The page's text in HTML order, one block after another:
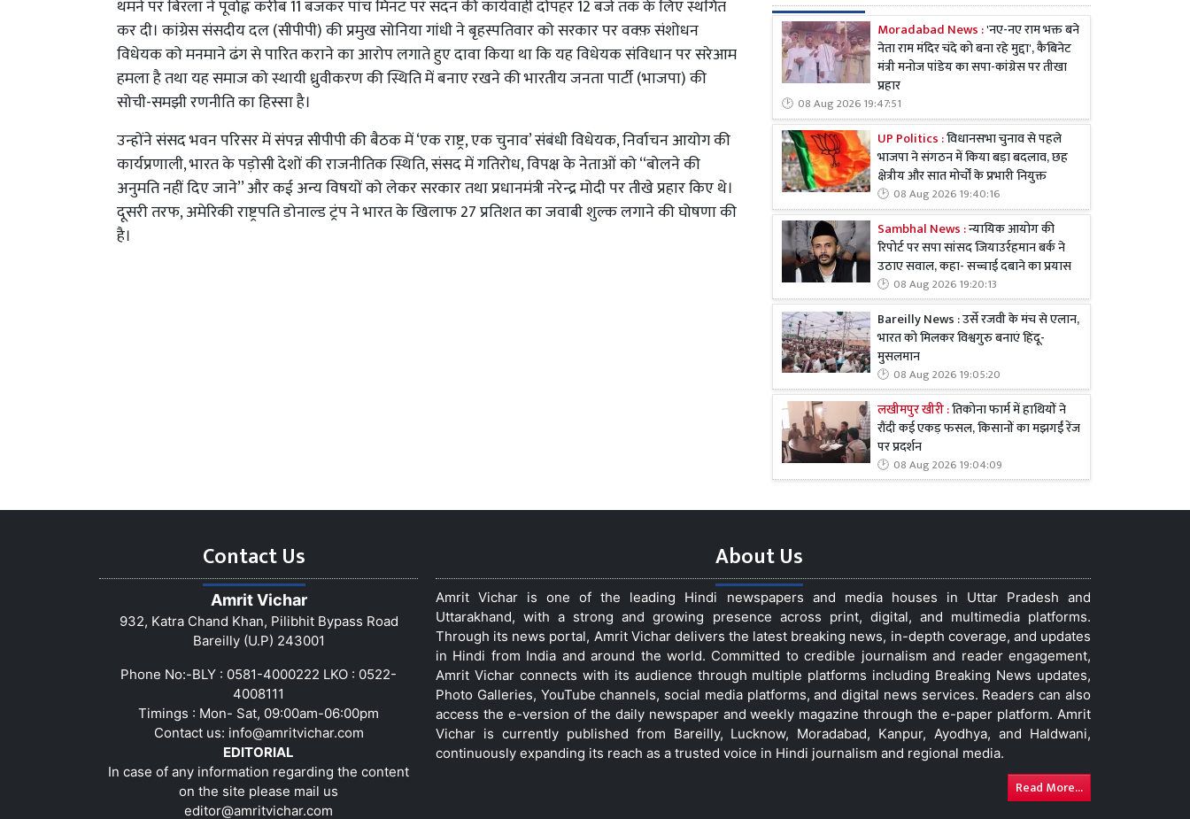
थमने पर बिरला ने पूर्वाह्न करीब 11 बजकर पांच मिनट पर सदन की कार्यवाही दोपहर 12 बजे तक के लिए स्थगित
कर दी। कांग्रेस संसदीय दल (सीपीपी) की प्रमुख सोनिया गांधी ने बृहस्पतिवार को सरकार पर वक्फ़ संशोधन
विधेयक को मनमाने ढंग से पारित कराने का आरोप लगाते हुए दावा किया था कि यह विधेयक संविधान पर सरेआम
हमला है तथा यह समाज को स्थायी ध्रुवीकरण की स्थिति में बनाए रखने की भारतीय जनता पार्टी (भाजपा) की
सोची-समझी रणनीति का हिस्सा है।
उन्होंने संसद भवन परिसर में संपन्न सीपीपी की बैठक में ‘एक राष्ट्र, एक चुनाव’ संबंधी विधेयक, निर्वाचन आयोग की
कार्यप्रणाली, भारत के पड़ोसी देशों की राजनीतिक स्थिति, संसद में गतिरोध, विपक्ष के नेताओं को ‘‘बोलने की
अनुमति नहीं दिए जाने’’ और कई अन्य विषयों को लेकर सरकार तथा प्रधानमंत्री नरेन्द्र मोदी पर तीखे प्रहार किए थे।
दूसरी तरफ, अमेरिकी राष्ट्रपति डोनाल्ड ट्रंप ने भारत के खिलाफ 27 प्रतिशत का जवाबी शुल्क लगाने की घोषणा की
है।
Moradabad News :'नए-नए राम भक्त बने
नेता राम मंदिर चंदे को बना रहे मुद्दा', कैबिनेट
मंत्री मनोज पांडेय का सपा-कांग्रेस पर तीखा
प्रहार
08 Aug 2026 19:47:51
UP Politics :विधानसभा चुनाव से पहले
भाजपा ने संगठन में किया बड़ा बदलाव, छह
क्षेत्रीय और सात मोर्चों के प्रभारी नियुक्त
08 Aug 2026 19:40:16
Sambhal News :न्यायिक आयोग की
रिपोर्ट पर सपा सांसद जियाउर्रहमान बर्क ने
उठाए सवाल, कहा- सच्चाई दबाने का प्रयास
08 Aug 2026 19:20:13
Bareilly News : उर्से रजवी के मंच से एलान,
भारत को मिलकर विश्वगुरु बनाएं हिंदू-
मुसलमान
08 Aug 2026 19:05:20
लखीमपुर खीरी :तिकोना फार्म में हाथियों ने
रौंदी कई एकड़ फसल, किसानों का मझगईं रेंज
पर प्रदर्शन
08 Aug 2026 19:04:09
Contact Us
Amrit Vichar
932, Katra Chand Khan, Pilibhit Bypass Road
Bareilly (U.P) 243001
Phone No:-BLY : 0581-4000222 LKO : 0522-
4008111
Timings : Mon- Sat, 09:00am-06:00pm
Contact us: info@amritvichar.com
EDITORIAL
In case of any information regarding the content
on the site please mail us
editor@amritvichar.com
About Us
Amrit Vichar is one of the leading Hindi newspapers and media houses in Uttar Pradesh and
Uttarakhand, with a strong and growing presence across print, digital, and multimedia platforms.
Through its news portal, Amrit Vichar delivers the latest breaking news, in-depth coverage, and updates
in Hindi from India and around the world. Committed to credible journalism and reader engagement,
Amrit Vichar connects with its audience through multiple platforms including Breaking News updates,
Photo Galleries, YouTube channels, social media platforms, and digital news services. Readers can also
access the e-version of the daily newspaper and weekly magazine through the e-paper platform. Amrit
Vichar is currently published from Bareilly, Lucknow, Moradabad, Kanpur, Ayodhya, and Haldwani,
continuously expanding its reach as a trusted voice in Hindi journalism and regional media.
Read More...